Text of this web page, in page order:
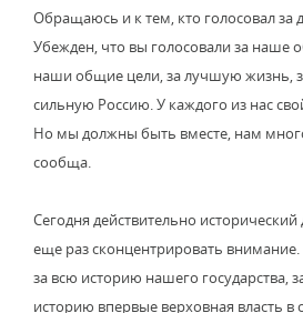
Обращаюсь и к тем, кто голосовал за
Убежден, что вы голосовали за наше
наши общие цели, за лучшую жизнь,
сильную Россию. У каждого из нас
Но мы должны быть вместе, нам
сообща.
Сегодня действительно
еще раз сконцентрировать
за всю историю нашего государства,
историю впервые верховная власть в